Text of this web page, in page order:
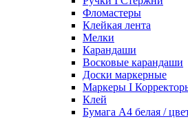
Фломастеры
Клейкая лента
Мелки
Карандаши
Восковые карандаши
Доски маркерные
Маркеры I
Клей
Бумага А4 белая /